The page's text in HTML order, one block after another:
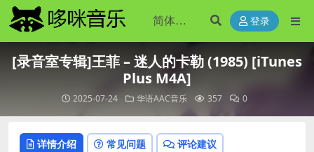
登录
[录音室专辑]王菲 – 迷人的卡勒 (1985) [iTunes
Plus M4A]
2025-07-24 华语AAC音乐 357 0
详情介绍 常见问题 评论建议